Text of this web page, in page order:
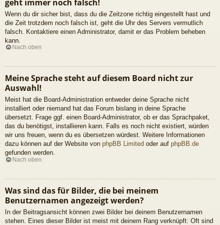
geht immer noch falsch!
Wenn du dir sicher bist, dass du die Zeitzone richtig eingestellt hast und
die Zeit trotzdem noch falsch ist, geht die Uhr des Servers vermutlich
falsch. Kontaktiere einen Administrator, damit er das Problem beheben
kann.
Nach oben
Meine Sprache steht auf diesem Board nicht zur
Auswahl!
Meist hat die Board-Administration entweder deine Sprache nicht
installiert oder niemand hat das Forum bislang in deine Sprache
übersetzt. Frage ggf. einen Board-Administrator, ob er das Sprachpaket,
das du benötigst, installieren kann. Falls es noch nicht existiert, würden
wir uns freuen, wenn du es übersetzen würdest. Weitere Informationen
dazu können auf der Website von phpBB Limited oder auf phpBB.de
gefunden werden.
Nach oben
Was sind das für Bilder, die bei meinem
Benutzernamen angezeigt werden?
In der Beitragsansicht können zwei Bilder bei deinem Benutzernamen
stehen. Eines dieser Bilder ist meist mit deinem Rang verknüpft: Oft sind